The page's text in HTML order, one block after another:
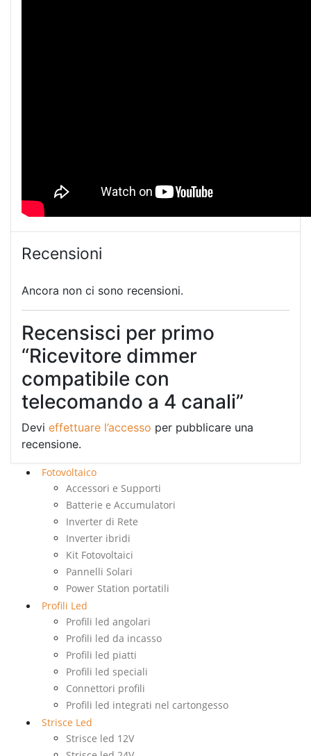
Recensioni
Ancora non ci sono recensioni.
Recensisci per primo
“Ricevitore dimmer
compatibile con
telecomando a 4 canali”
Devi effettuare l’accesso per pubblicare una
recensione.
Fotovoltaico
Accessori e Supporti
Batterie e Accumulatori
Inverter di Rete
Inverter ibridi
Kit Fotovoltaici
Pannelli Solari
Power Station portatili
Profili Led
Profili led angolari
Profili led da incasso
Profili led piatti
Profili led speciali
Connettori profili
Profili led integrati nel cartongesso
Strisce Led
Strisce led 12V